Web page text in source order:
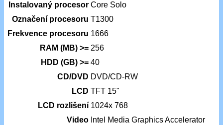
Instalovaný procesor Core Solo
Označení procesoru T1300
Frekvence procesoru 1666
RAM (MB) >= 256
HDD (GB) >= 40
CD/DVD DVD/CD-RW
LCD TFT 15"
LCD rozlišení 1024x 768
Video Intel Media Graphics Accelerator